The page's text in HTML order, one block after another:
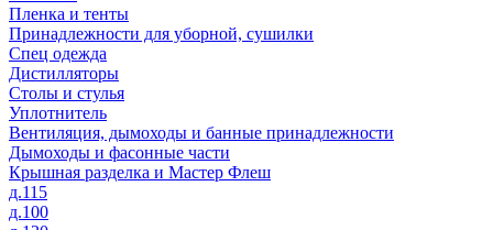
Пленка и тенты
Принадлежности для уборной, сушилки
Спец одежда
Дистилляторы
Столы и стулья
Уплотнитель
Вентиляция, дымоходы и банные принадлежности
Дымоходы и фасонные части
Крышная разделка и Мастер Флеш
д.115
д.100